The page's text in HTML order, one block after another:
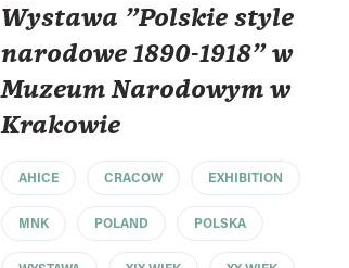
Wystawa "Polskie style
narodowe 1890-1918" w
Muzeum Narodowym w
Krakowie
AHICE CRACOW EXHIBITION
MNK POLAND POLSKA